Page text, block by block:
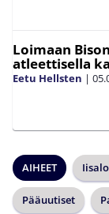
Loimaan
atleettisella
Eetu Hellsten |
AIHEET
Pääuutiset